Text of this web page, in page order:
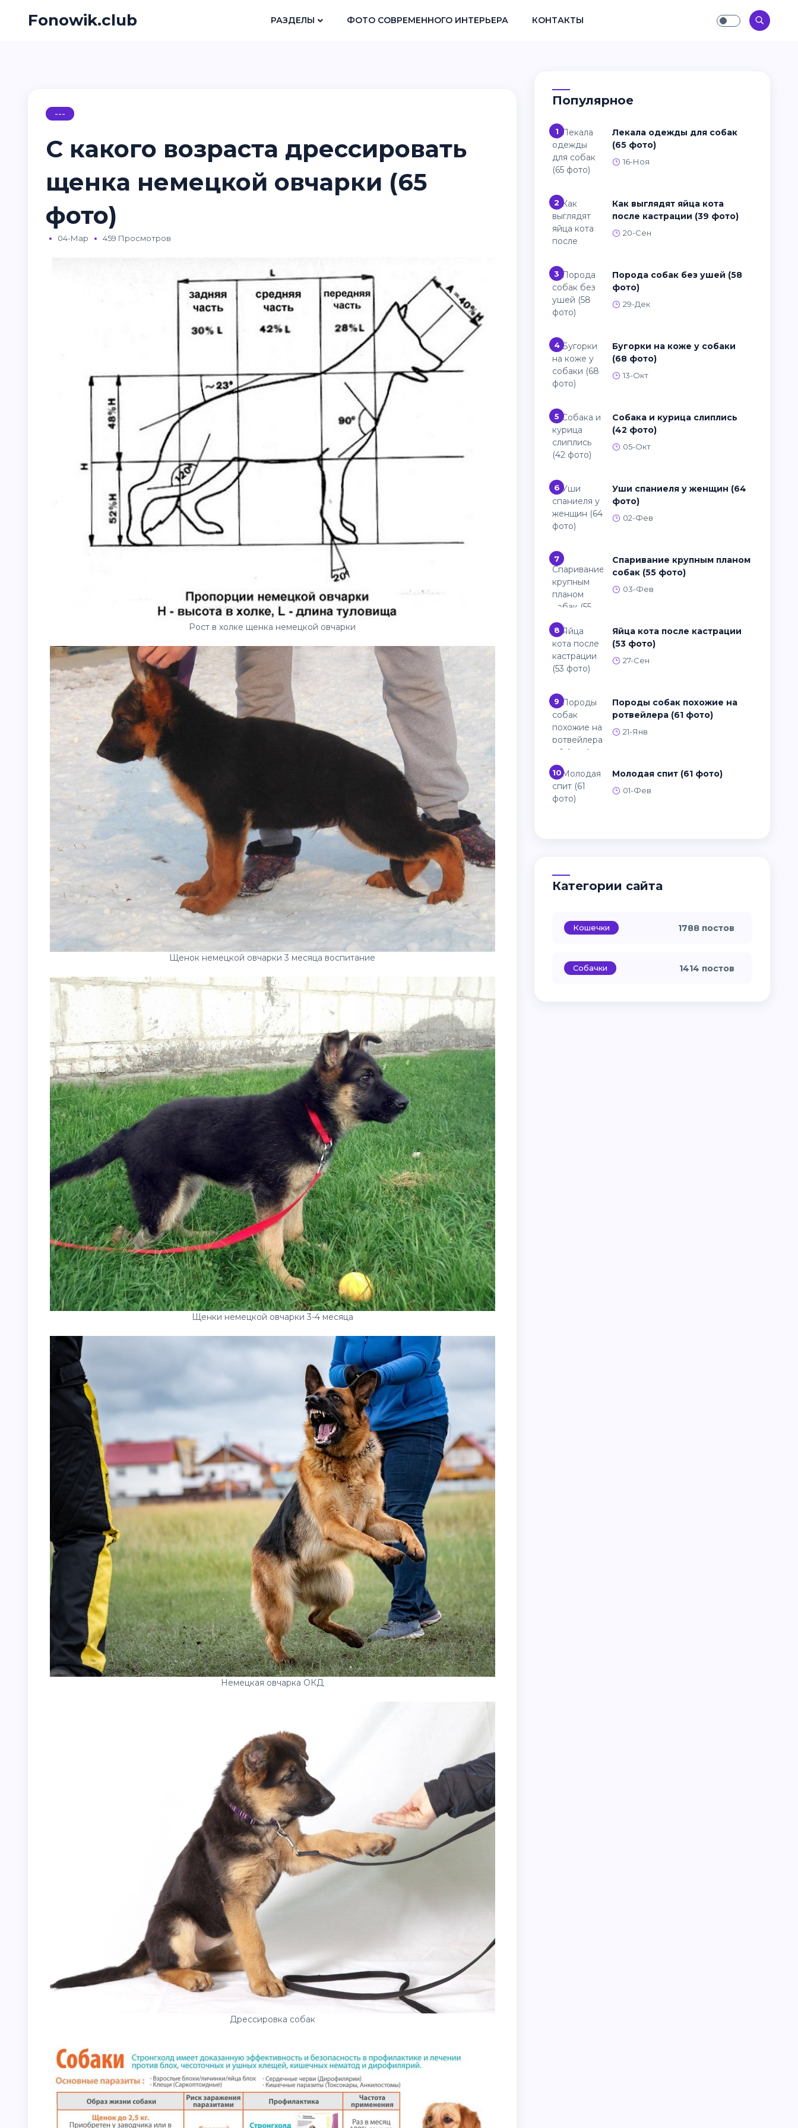
Fonowik.club РАЗДЕЛЫ ФОТО СОВРЕМЕННОГО ИНТЕРЬЕРА КОНТАКТЫ
---
С какого возраста дрессировать
щенка немецкой овчарки (65
фото)
04-Мар 459 Просмотров
Рост в холке щенка немецкой овчарки
Щенок немецкой овчарки 3 месяца воспитание
Щенки немецкой овчарки 3-4 месяца
Немецкая овчарка ОКД
Дрессировка собак
Популярное
1
Лекала одежды для собак
(65 фото)
16-Ноя
2
Как выглядят яйца кота
после кастрации (39 фото)
20-Сен
3
Порода собак без ушей (58
фото)
29-Дек
4
Бугорки на коже у собаки
(68 фото)
13-Окт
5
Собака и курица слиплись
(42 фото)
05-Окт
6
Уши спаниеля у женщин (64
фото)
02-Фев
7
Спаривание крупным планом
собак (55 фото)
03-Фев
8
Яйца кота после кастрации
(53 фото)
27-Сен
9
Породы собак похожие на
ротвейлера (61 фото)
21-Янв
10 Молодая спит (61 фото)
01-Фев
Категории сайта
Кошечки 1788 постов
Собачки 1414 постов